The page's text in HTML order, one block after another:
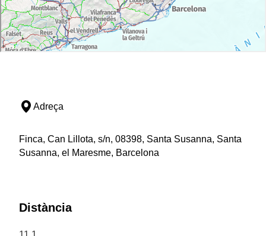
Adreça
Finca, Can Lillota, s/n, 08398, Santa Susanna, Santa
Susanna, el Maresme, Barcelona
Distància